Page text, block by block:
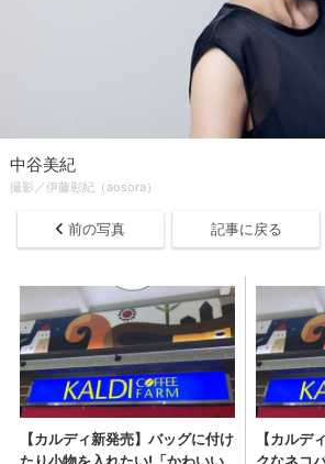
中谷美紀
撮影／伊藤彰紀（aosora）
前の写真 記事に戻る